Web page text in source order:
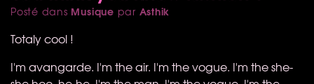
Posté dans Musique par Asthik
Totaly cool !
I'm avangarde. I'm the air. I'm the vogue. I'm the she-